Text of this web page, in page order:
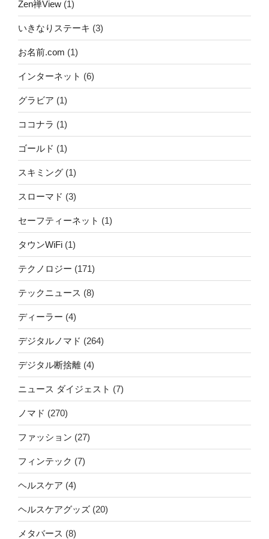
Zen禅View (1)
いきなりステーキ (3)
お名前.com (1)
インターネット (6)
グラビア (1)
ココナラ (1)
ゴールド (1)
スキミング (1)
スローマド (3)
セーフティーネット (1)
タウンWiFi (1)
テクノロジー (171)
テックニュース (8)
ディーラー (4)
デジタルノマド (264)
デジタル断捨離 (4)
ニュース ダイジェスト (7)
ノマド (270)
ファッション (27)
フィンテック (7)
ヘルスケア (4)
ヘルスケアグッズ (20)
メタバース (8)